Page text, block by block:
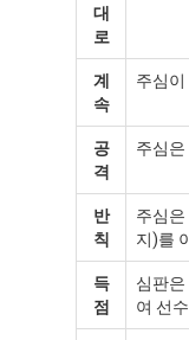
대
로
계
속
주심
공
격
주심
반
칙
주심
지)를
득
점
심판
여 선